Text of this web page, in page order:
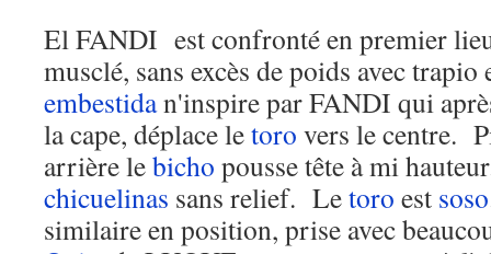
El FANDI est confronté en premier
musclé, sans excès de poids avec
embestidan'inspire par FANDI qui
la cape, déplace letoro vers le centre.
arrière lebicho pousse tête à mi
chicuelinas sans relief. Letoro est soso
similaire en position, prise avec